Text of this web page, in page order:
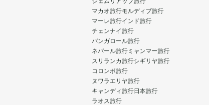
マカオ旅行モルディブ旅行
マーレ旅行インド旅行
チェンナイ旅行
バンガロール旅行
ネパール旅行 ミャンマー旅行
スリランカ旅行シギリヤ旅行
コロンボ旅行
ヌワラエリヤ旅行
キャンディ旅行日本旅行
ラオス旅行